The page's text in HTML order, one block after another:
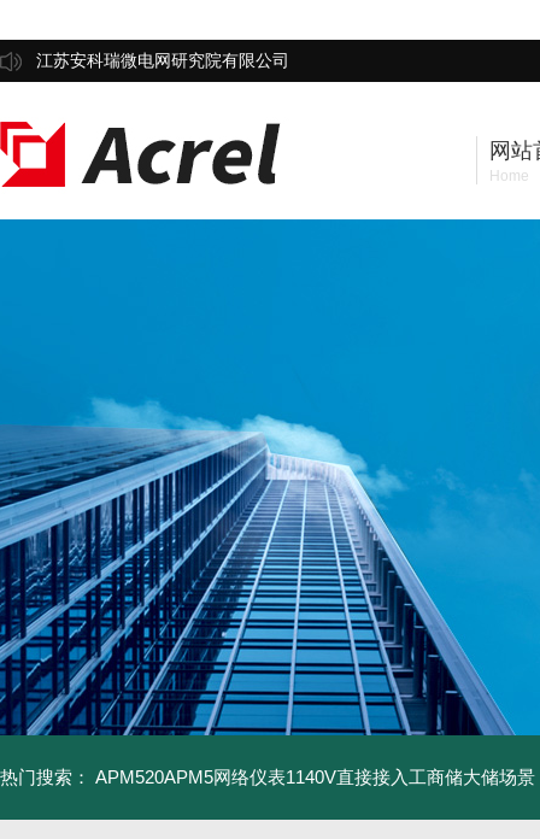
江苏安科瑞微电网研究院有限公司
网站
Home
热门搜索： APM520APM5网络仪表1140V直接接入工商储大储场景